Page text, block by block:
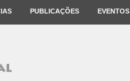
PUBLICAÇÕES EVENTOS